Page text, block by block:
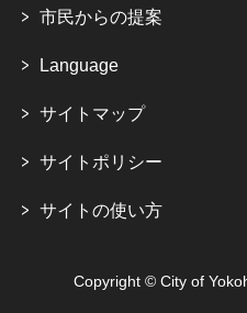
市民からの提案
Language
サイトマップ
サイトポリシー
サイトの使い方
Copyright © City of